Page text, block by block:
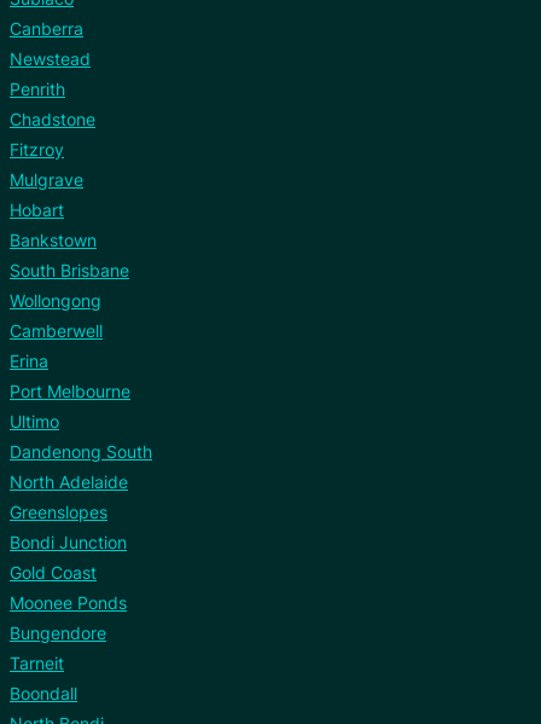
Canberra
Newstead
Penrith
Chadstone
Fitzroy
Mulgrave
Hobart
Bankstown
South Brisbane
Wollongong
Camberwell
Erina
Port Melbourne
Ultimo
Dandenong South
North Adelaide
Greenslopes
Bondi Junction
Gold Coast
Moonee Ponds
Bungendore
Tarneit
Boondall